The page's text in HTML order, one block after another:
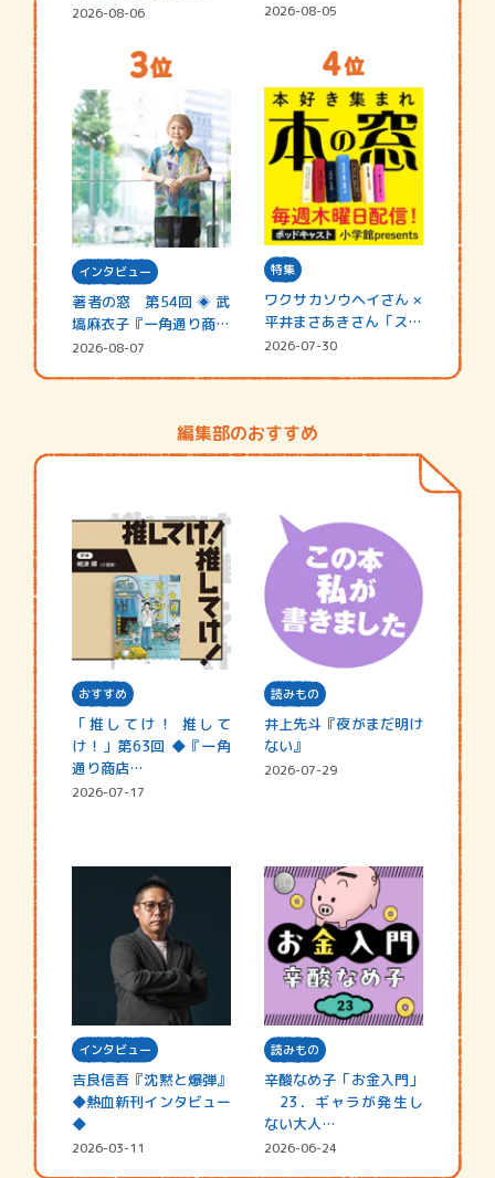
2026-08-06 2026-08-05
インタビュー
著者の窓 第54回 ◈ 武
塙麻衣子『一角通り商店
街の…
2026-08-07
特集
ワクサカソウヘイさん ×
平井まさあきさん「スペ
シャ…
2026-07-30
編集部のおすすめ
おすすめ
「推してけ！ 推して
け！」第63回 ◆『一角
通り商店…
2026-07-17
読みもの
井上先斗『夜がまだ明け
ない』
2026-07-29
インタビュー
吉良信吾『沈黙と爆弾』
◆熱血新刊インタビュー
◆
2026-03-11
読みもの
辛酸なめ子「お金入門」
23．ギャラが発生し
ない大人…
2026-06-24